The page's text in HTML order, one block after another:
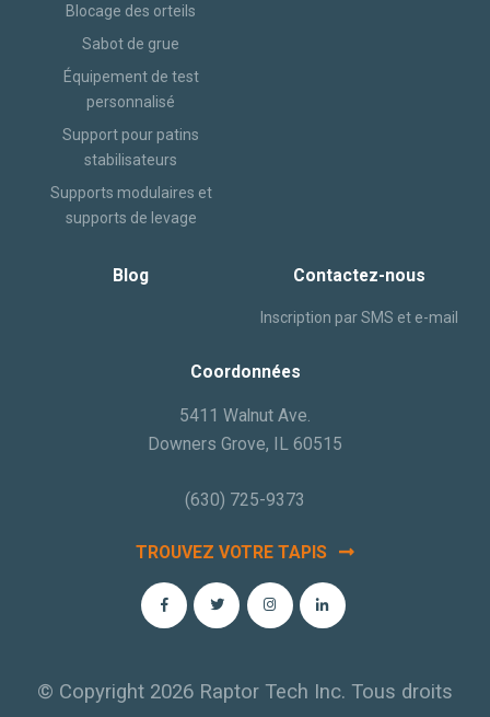
Blocage des orteils
Sabot de grue
Équipement de test
personnalisé
Support pour patins
stabilisateurs
Supports modulaires et
supports de levage
Blog Contactez-nous
Inscription par SMS et e-mail
Coordonnées
5411 Walnut Ave.
Downers Grove, IL 60515
(630) 725-9373
TROUVEZ VOTRE TAPIS
© Copyright 2026 Raptor Tech Inc. Tous droits